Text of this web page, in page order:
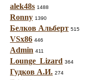
alek48s 1488
Ronny 1390
Белков Альберт 515
VSx86 446
Admin 411
Lounge_Lizard 364
Гудков А.И. 274